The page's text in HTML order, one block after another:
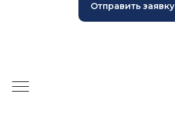
Отправить заявку